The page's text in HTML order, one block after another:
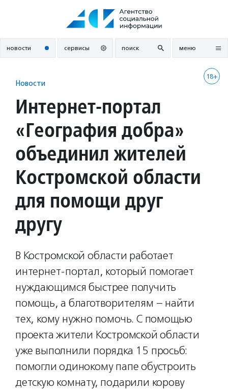
новости сервисы поиск меню
18+
Новости
Интернет-портал
«География добра»
объединил жителей
Костромской области
для помощи друг
другу
В Костромской области работает
интернет-портал, который помогает
нуждающимся быстрее получить
помощь, а благотворителям – найти
тех, кому нужно помочь. С помощью
проекта жители Костромской области
уже выполнили порядка 15 просьб:
помогли одинокому папе обустроить
детскую комнату, подарили корову